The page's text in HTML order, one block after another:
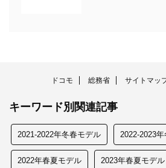
ドコモ 総務省 サイトマッ
キーワード別関連記事
2021-2022年冬春モデル 2022-2023
2022年春夏モデル 2023年春夏モデル